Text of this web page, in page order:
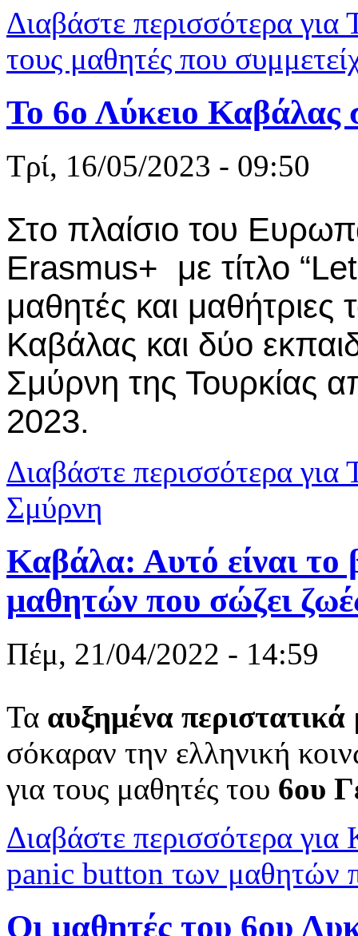
Διαβάστε περισσότερα για
τους μαθητές που
Το 6ο Λύκειο Καβάλας
Τρί, 16/05/2023 - 09:50
Στo πλαίσιo του
Erasmus+ με τίτλο
μαθητές και μαθήτριες
Καβάλας και δύο
Σμύρνη της Τουρκίας
2023.
Διαβάστε περισσότερα για
Σμύρνη
Καβάλα: Αυτό είναι το
μαθητών που σώζει
Πέμ, 21/04/2022 - 14:59
Τα αυξημένα περιστατικά
σόκαραν την ελληνική
για τους μαθητές του 6ου
Διαβάστε περισσότερα για
panic button των μαθητών
Οι μαθητές του 6ου